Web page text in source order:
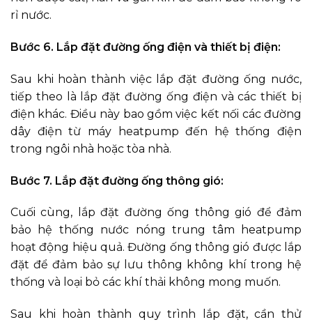
rỉ nước.
Bước 6. Lắp đặt đường ống điện và thiết bị điện:
Sau khi hoàn thành việc lắp đặt đường ống nước,
tiếp theo là lắp đặt đường ống điện và các thiết bị
điện khác. Điều này bao gồm việc kết nối các đường
dây điện từ máy heatpump đến hệ thống điện
trong ngôi nhà hoặc tòa nhà.
Bước 7. Lắp đặt đường ống thông gió:
Cuối cùng, lắp đặt đường ống thông gió để đảm
bảo hệ thống nước nóng trung tâm heatpump
hoạt động hiệu quả. Đường ống thông gió được lắp
đặt để đảm bảo sự lưu thông không khí trong hệ
thống và loại bỏ các khí thải không mong muốn.
Sau khi hoàn thành quy trình lắp đặt, cần thử